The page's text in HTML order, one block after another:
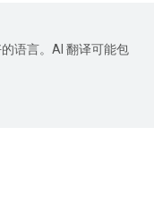
语言。AI 翻译可能包